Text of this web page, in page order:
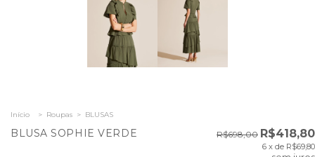
Início > Roupas > BLUSAS
BLUSA SOPHIE VERDE R$698,00 R$418,80
6 x de R$69,80